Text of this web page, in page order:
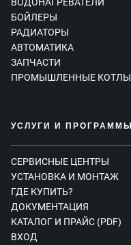
БОЙЛЕРЫ
РАДИАТОРЫ
АВТОМАТИКА
ЗАПЧАСТИ
ПРОМЫШЛЕННЫЕ КОТЛЫ
УСЛУГИ И ПРОГРАММЫ
СЕРВИСНЫЕ ЦЕНТРЫ
УСТАНОВКА И МОНТАЖ
ГДЕ КУПИТЬ?
ДОКУМЕНТАЦИЯ
КАТАЛОГ И ПРАЙС (PDF)
ВХОД